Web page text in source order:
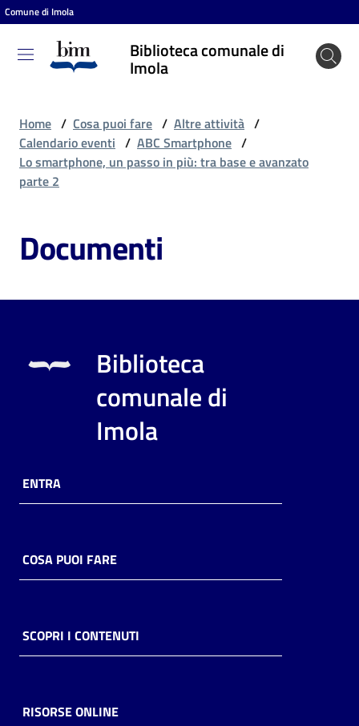
Vai al contenuto
Vai alla navigazione
Vai al footer
Comune di Imola
Biblioteca comunale di
Imola
Biblioteca
comunale
Entra
Cosa
puoi
Archivio
Decentrate
Home / Cosa puoi fare / Altre attività /
Calendario eventi / ABC Smartphone /
Lo smartphone, un passo in più: tra base e avanzato
parte 2
Documenti
Biblioteca
comunale di
Imola
ENTRA
COSA PUOI FARE
SCOPRI I CONTENUTI
RISORSE ONLINE